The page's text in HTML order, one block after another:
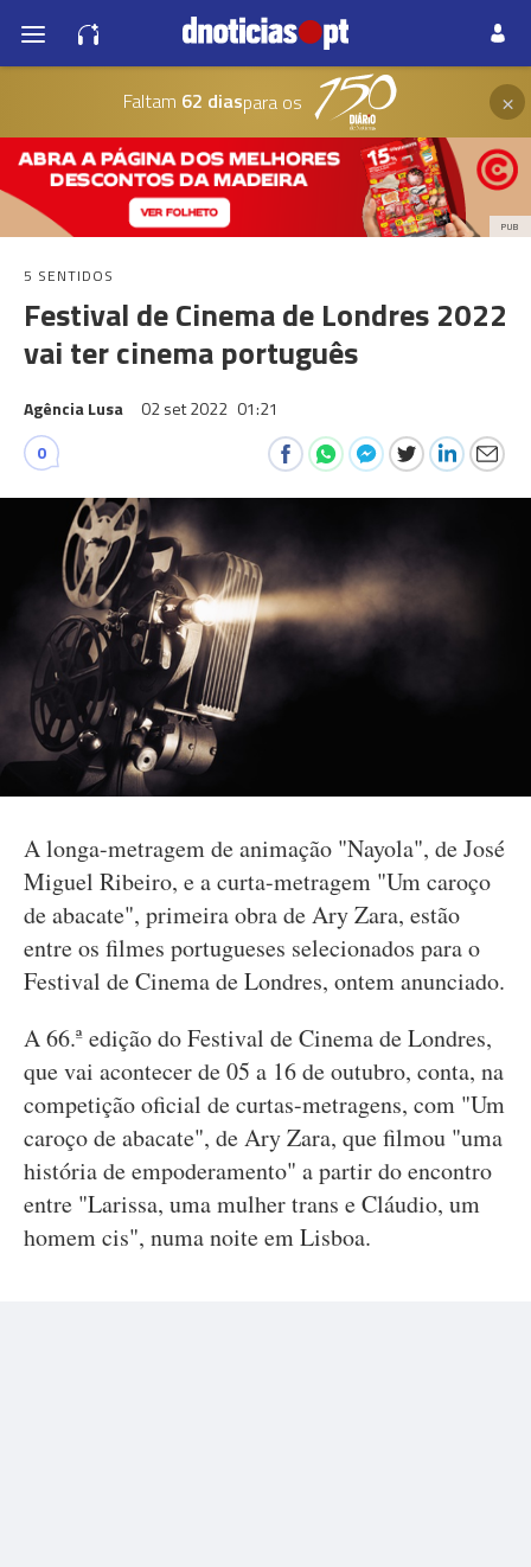
Faltam 62 diaspara os ×
PUB
5 SENTIDOS
Festival de Cinema de Londres 2022
vai ter cinema português
Agência Lusa 02 set 2022 01:21
0
A longa-metragem de animação "Nayola", de José
Miguel Ribeiro, e a curta-metragem "Um caroço
de abacate", primeira obra de Ary Zara, estão
entre os filmes portugueses selecionados para o
Festival de Cinema de Londres, ontem anunciado.
A 66.ª edição do Festival de Cinema de Londres,
que vai acontecer de 05 a 16 de outubro, conta, na
competição oficial de curtas-metragens, com "Um
caroço de abacate", de Ary Zara, que filmou "uma
história de empoderamento" a partir do encontro
entre "Larissa, uma mulher trans e Cláudio, um
homem cis", numa noite em Lisboa.